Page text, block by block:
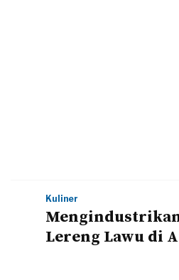
Kuliner
Lereng Lawu di